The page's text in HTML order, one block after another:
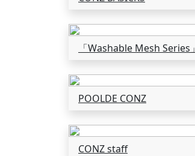
「Washable Mesh Series」
POOLDE CONZ
CONZ staff